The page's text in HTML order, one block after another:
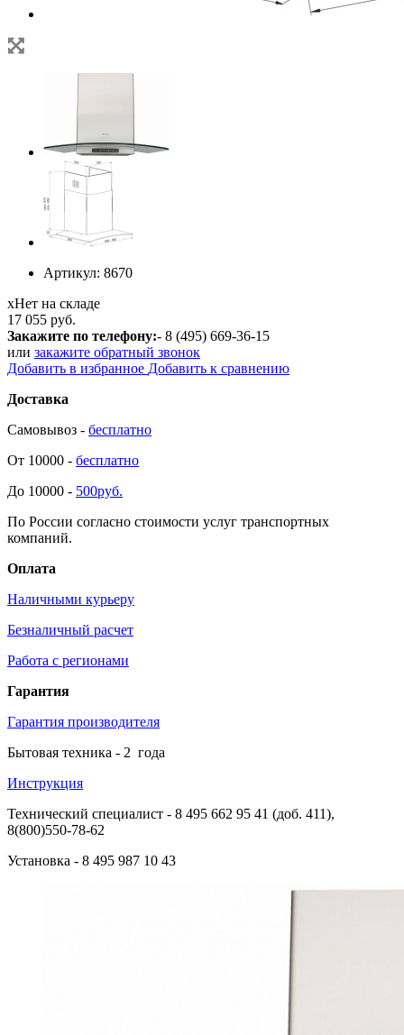
Артикул: 8670
хНет на складе
17 055 руб.
Закажите по телефону:- 8 (495) 669-36-15
или закажите обратный звонок
Добавить в избранное Добавить к сравнению
Доставка
Самовывоз - бесплатно
От 10000 - бесплатно
До 10000 - 500руб.
По России согласно стоимости услуг транспортных
компаний.
Оплата
Наличными курьеру
Безналичный расчет
Работа с регионами
Гарантия
Гарантия производителя
Бытовая техника - 2 года
Инструкция
Технический специалист - 8 495 662 95 41 (доб. 411),
8(800)550-78-62
Установка - 8 495 987 10 43